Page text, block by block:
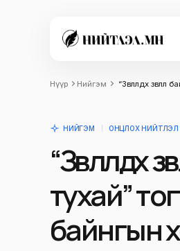
Нүүр Нийгэм “Зөвлөлдөх
НИЙГЭМ ОНЦЛОХ НИЙТЛЭЛ
“Зөвлөлдөх
тухай”
байнгын